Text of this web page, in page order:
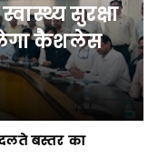
सुरक्षा
कैशलेस
बस्तर का